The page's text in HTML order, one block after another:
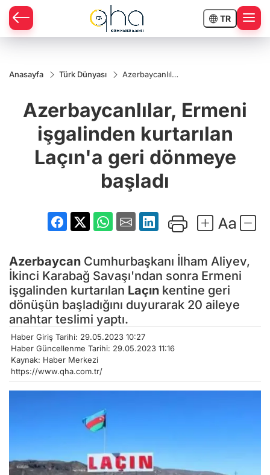
TR
Anasayfa Türk Dünyası
Azerbaycanlılar,
kurtarılan
Laçın'a geri
başladı
Azerbaycanlılar, Ermeni
işgalinden kurtarılan
Laçın'a geri dönmeye
başladı
Azerbaycan Cumhurbaşkanı İlham Aliyev,
İkinci Karabağ Savaşı'ndan sonra Ermeni
işgalinden kurtarılan Laçın kentine geri
dönüşün başladığını duyurarak 20 aileye
anahtar teslimi yaptı.
Haber Giriş Tarihi: 29.05.2023 10:27
Haber Güncellenme Tarihi: 29.05.2023 11:16
Kaynak: Haber Merkezi
https://www.qha.com.tr/